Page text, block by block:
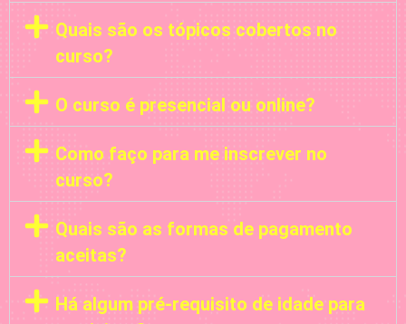
Quais são os tópicos cobertos no
curso?
O curso é presencial ou online?
Como faço para me inscrever no
curso?
Quais são as formas de pagamento
aceitas?
Há algum pré-requisito de idade para